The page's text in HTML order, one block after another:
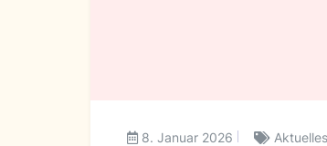
8. Januar 2026 Aktuelles